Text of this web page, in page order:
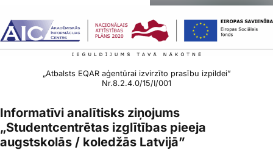
„Atbalsts EQAR aģentūrai izvirzīto prasību izpildei”
Nr.8.2.4.0/15/I/001
Informatīvi analītisks ziņojums
„Studentcentrētas izglītības pieeja
augstskolās / koledžās Latvijā”